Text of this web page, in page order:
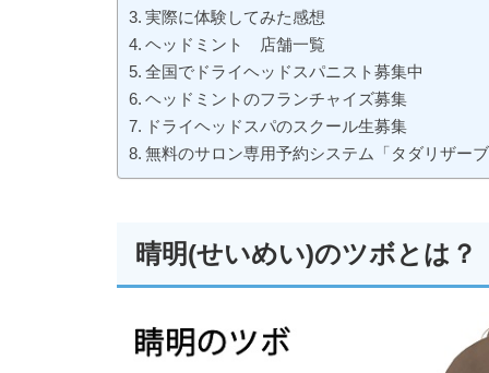
実際に体験してみた感想
ヘッドミント 店舗一覧
全国でドライヘッドスパニスト募集中
ヘッドミントのフランチャイズ募集
ドライヘッドスパのスクール生募集
無料のサロン専用予約システム「タダリザー
晴明(せいめい)のツボとは？